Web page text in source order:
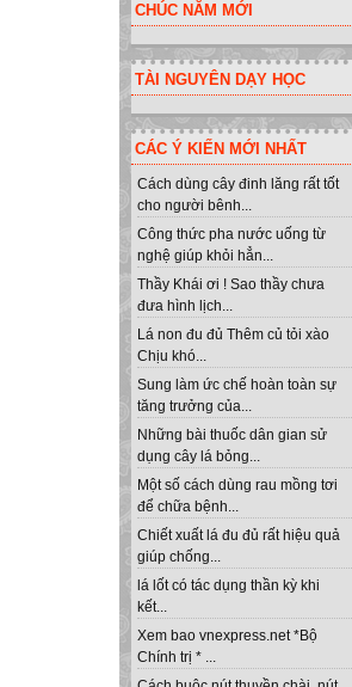
CHÚC NĂM MỚI
TÀI NGUYÊN DẠY HỌC
CÁC Ý KIẾN MỚI NHẤT
Cách dùng cây đinh lăng rất tốt
cho người bênh...
Công thức pha nước uống từ
nghệ giúp khỏi hẳn...
Thầy Khái ơi ! Sao thầy chưa
đưa hình lịch...
Lá non đu đủ Thêm củ tỏi xào
Chịu khó...
Sung làm ức chế hoàn toàn sự
tăng trưởng của...
Những bài thuốc dân gian sử
dụng cây lá bỏng...
Một số cách dùng rau mồng tơi
để chữa bệnh...
Chiết xuất lá đu đủ rất hiệu quả
giúp chống...
lá lốt có tác dụng thần kỳ khi
kết...
Xem bao vnexpress.net *Bộ
Chính trị * ...